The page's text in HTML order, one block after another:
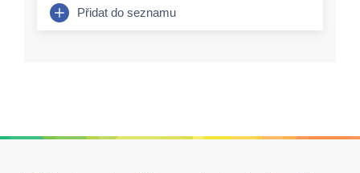
Přidat do seznamu